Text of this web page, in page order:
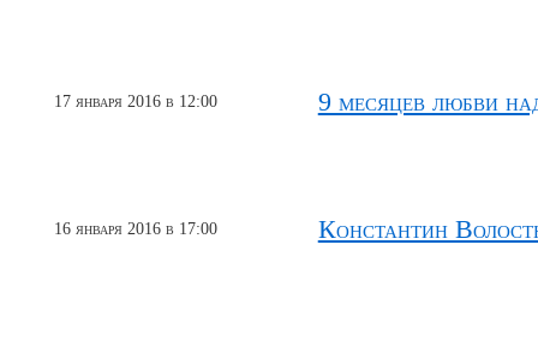
17 января 2016 в 12:00 9 месяцев любви
16 января 2016 в 17:00 Константин